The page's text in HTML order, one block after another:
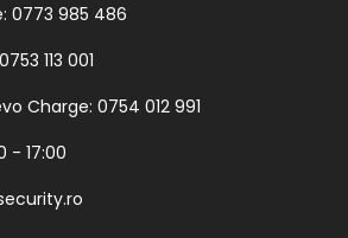
0773 985 486
113 001
Charge: 0754 012 991
- 17:00